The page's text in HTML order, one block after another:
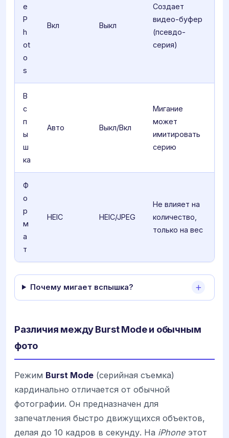
e
P
h
ot
o
s
Вкл Выкл
Создает
видео-буфер
(псевдо-
серия)
В
с
п
ы
ш
ка
Авто Выкл/Вкл
Мигание
может
имитировать
серию
Ф
о
р
м
а
т
HEIC HEIC/JPEG
Не влияет на
количество,
только на вес
Почему мигает вспышка?
Различия между Burst Mode и обычным
фото
Режим Burst Mode (серийная съемка)
кардинально отличается от обычной
фотографии. Он предназначен для
запечатления быстро движущихся объектов,
делая до 10 кадров в секунду. На iPhone этот